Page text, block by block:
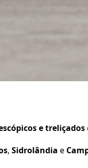
e treliçados
, Sidrolândia e